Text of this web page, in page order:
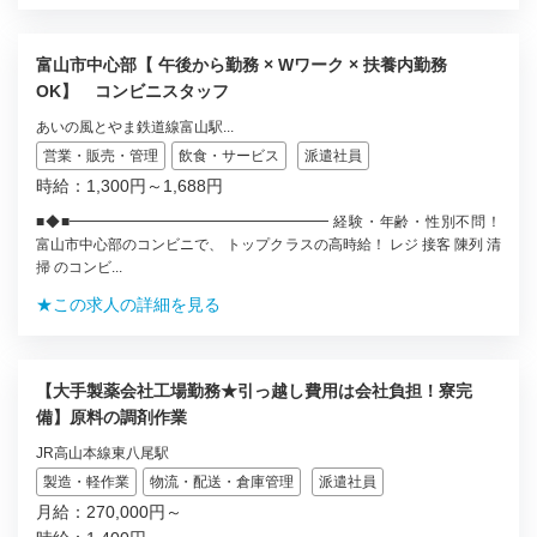
富山市中心部【 午後から勤務 × Wワーク × 扶養内勤務
OK】 コンビニスタッフ
あいの風とやま鉄道線富山駅...
営業・販売・管理
飲食・サービス 派遣社員
時給：1,300円～1,688円
■◆■━━━━━━━━━━━━━━━━━━ 経験・年齢・性別不問！
富山市中心部のコンビニで、 トップクラスの高時給！ レジ 接客 陳列 清
掃 のコンビ...
★この求人の詳細を見る
【大手製薬会社工場勤務★引っ越し費用は会社負担！寮完
備】原料の調剤作業
JR高山本線東八尾駅
製造・軽作業
物流・配送・倉庫管理 派遣社員
月給：270,000円～